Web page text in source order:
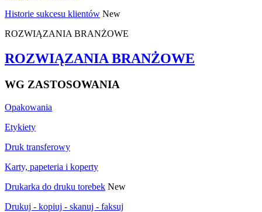
Historie sukcesu klientów New
ROZWIĄZANIA BRANŻOWE
ROZWIĄZANIA BRANŻOWE
WG ZASTOSOWANIA
Opakowania
Etykiety
Druk transferowy
Karty, papeteria i koperty
Drukarka do druku torebek New
Drukuj - kopiuj - skanuj - faksuj